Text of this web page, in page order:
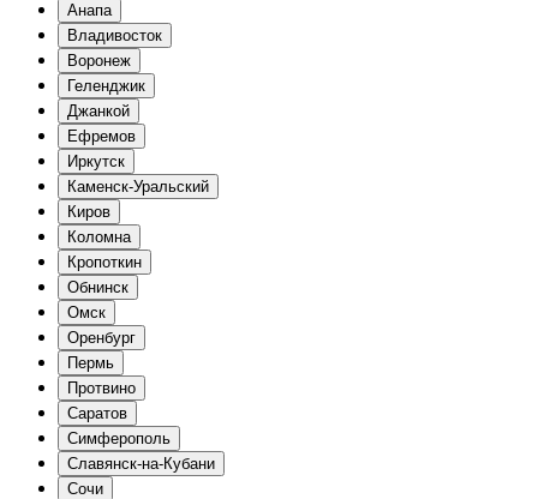
Анапа
Владивосток
Воронеж
Геленджик
Джанкой
Ефремов
Иркутск
Каменск-Уральский
Киров
Коломна
Кропоткин
Обнинск
Омск
Оренбург
Пермь
Протвино
Саратов
Симферополь
Славянск-на-Кубани
Сочи